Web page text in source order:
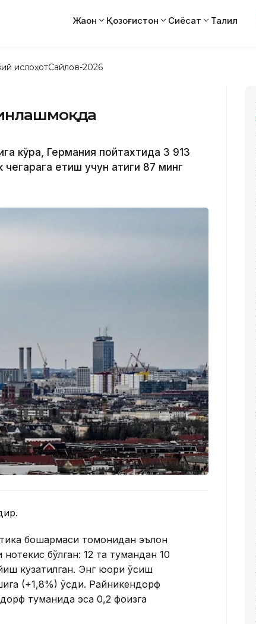
Жаҳон Қозоғистон Сиёсат Таҳлил
ислоҳотСайлов-2026
кўра, Германия пойтахтида 3 913
етиш учун атиги 87 минг
бошқармаси томонидан эълон
бўлган: 12 та тумандан 10
кузатилган. Энг юқори ўсиш
(+1,8%) ўсди. Райникендорф
туманида эса 0,2 фоизга